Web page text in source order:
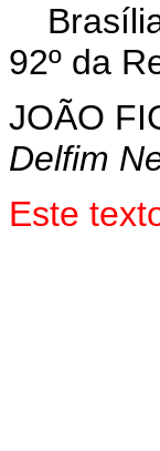
92º da
JOÃO
Delfim
Este